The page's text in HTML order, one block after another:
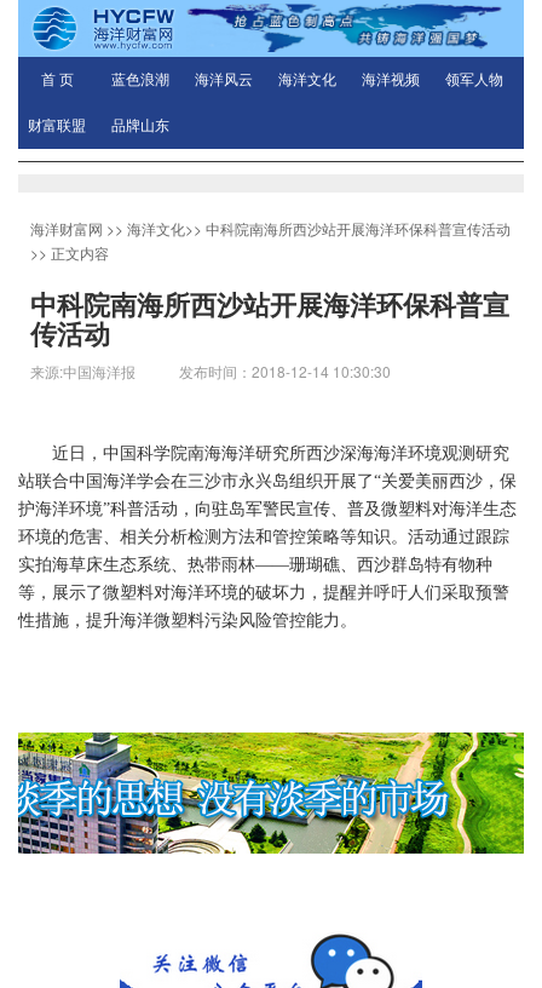
首 页 蓝色浪潮 海洋风云 海洋文化 海洋视频 领军人物
财富联盟 品牌山东
海洋财富网 >> 海洋文化>> 中科院南海所西沙站开展海洋环保科普宣传活动
>> 正文内容
中科院南海所西沙站开展海洋环保科普宣
传活动
来源:中国海洋报 发布时间：2018-12-14 10:30:30
近日，中国科学院南海海洋研究所西沙深海海洋环境观测研究
站联合中国海洋学会在三沙市永兴岛组织开展了“关爱美丽西沙，保
护海洋环境”科普活动，向驻岛军警民宣传、普及微塑料对海洋生态
环境的危害、相关分析检测方法和管控策略等知识。活动通过跟踪
实拍海草床生态系统、热带雨林——珊瑚礁、西沙群岛特有物种
等，展示了微塑料对海洋环境的破坏力，提醒并呼吁人们采取预警
性措施，提升海洋微塑料污染风险管控能力。